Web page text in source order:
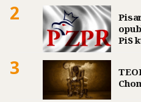
2
PiS
3